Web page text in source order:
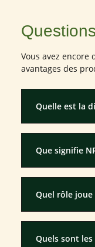
Vous avez encore
avantages des
Quelle est la
Que signifie
Quel rôle joue
Quels sont